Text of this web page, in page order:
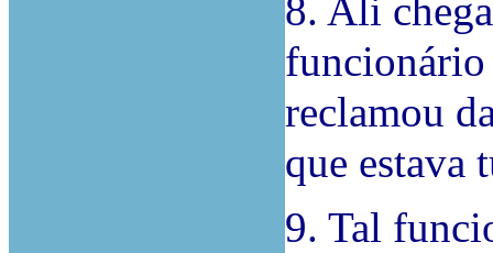
8. Ali
funcionário
reclamou
que estava
9. Tal